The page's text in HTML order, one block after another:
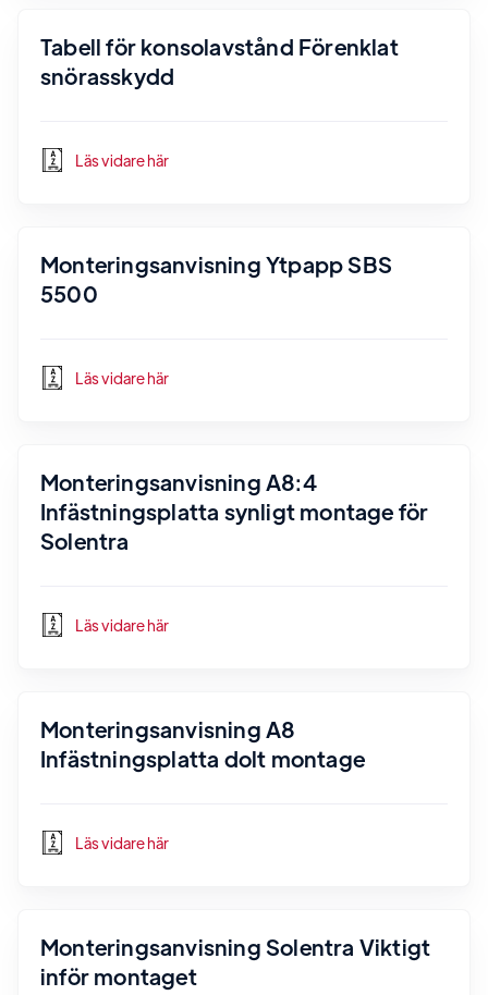
Tabell för konsolavstånd Förenklat
snörasskydd
Läs vidare här
Monteringsanvisning Ytpapp SBS
5500
Läs vidare här
Monteringsanvisning A8:4
Infästningsplatta synligt montage för
Solentra
Läs vidare här
Monteringsanvisning A8
Infästningsplatta dolt montage
Läs vidare här
Monteringsanvisning Solentra Viktigt
inför montaget